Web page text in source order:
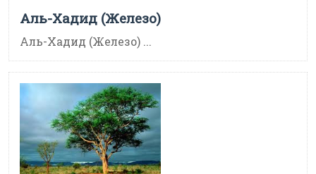
Аль-Хадид (Железо)
Аль-Хадид (Железо) ...